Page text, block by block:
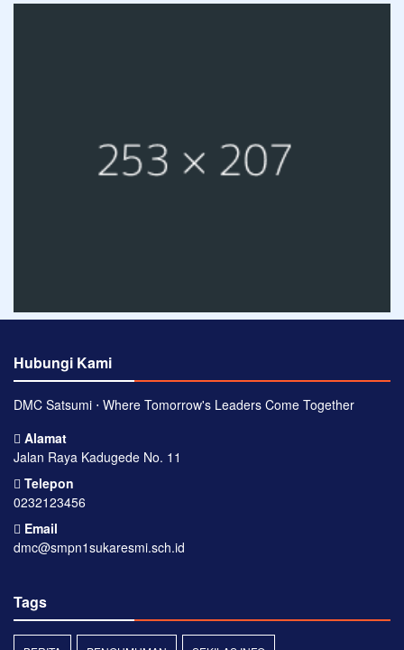
Hubungi Kami
DMC Satsumi ⋅ Where Tomorrow's Leaders Come Together
Alamat
Jalan Raya Kadugede No. 11
Telepon
0232123456
Email
dmc@smpn1sukaresmi.sch.id
Tags